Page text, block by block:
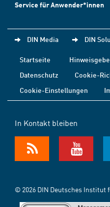
Service für Anwender*innen
DIN Media DIN
Startseite
Datenschutz
Cookie-
Cookie-Einstellungen
In Kontakt bleiben
© 2026 DIN Deutsches Institut